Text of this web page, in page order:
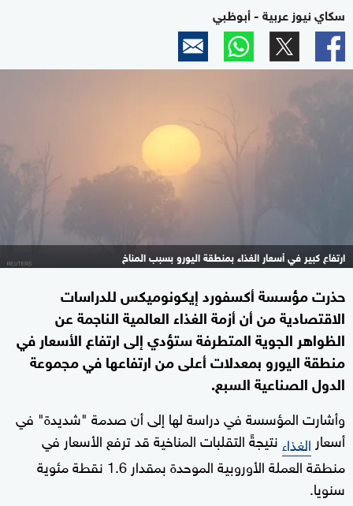
سكاي نيوز عربية - أبوظبي
ارتفاع كبير في أسعار الغذاء بمنطقة اليورو بسبب المناخ
حذرت مؤسسة أكسفورد إيكونوميكس للدراسات
الاقتصادية من أن أزمة الغذاء العالمية الناجمة عن
الظواهر الجوية المتطرفة ستؤدي إلى ارتفاع الأسعار في
منطقة اليورو بمعدلات أعلى من ارتفاعها في مجموعة
الدول الصناعية السبع.
وأشارت المؤسسة في دراسة لها إلى أن صدمة "شديدة" في
أسعار الغذاء نتيجةً التقلبات المناخية قد ترفع الأسعار في
منطقة العملة الأوروبية الموحدة بمقدار 1.6 نقطة مئوية
سنويا.